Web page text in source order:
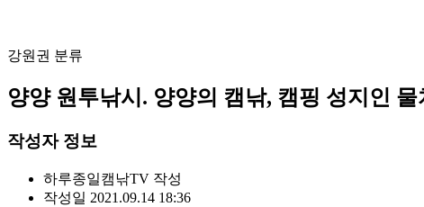
강원권 분류
양양 원투낚시. 양양의 캠낚, 캠핑 성지인
작성자 정보
하루종일캠낚TV 작성
작성일 2021.09.14 18:36